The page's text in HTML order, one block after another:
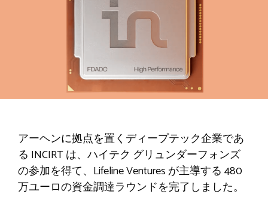
アーヘンに拠点を置くディープテック企業であ
る INCIRT は、ハイテク グリュンダーフォンズ
の参加を得て、Lifeline Ventures が主導する 480
万ユーロの資金調達ラウンドを完了しました。